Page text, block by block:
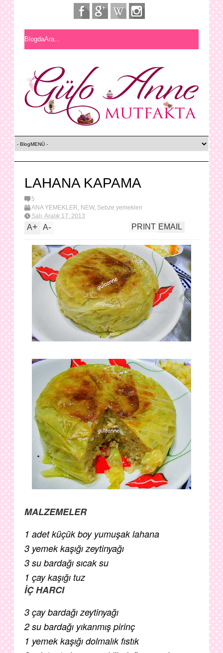
LAHANA KAPAMA
5
ANA YEMEKLER, NEW, Sebze yemekleri
Salı, Aralık 17, 2013
A+ A- EMAIL
PRINT
MALZEMELER
1 adet küçük boy yumuşak lahana
3 yemek kaşığı zeytinyağı
3 su bardağı sıcak su
1 çay kaşığı tuz
İÇ HARCI
3 çay bardağı zeytinyağı
2 su bardağı yıkanmış pirinç
1 yemek kaşığı dolmalık fıstık